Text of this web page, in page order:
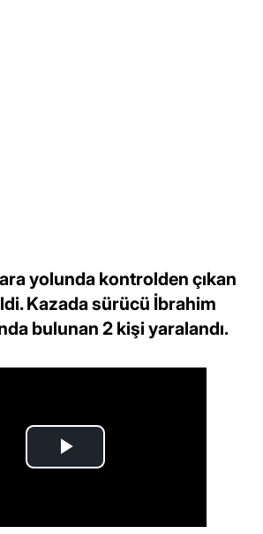
yolunda kontrolden çıkan
Kazada sürücü İbrahim
bulunan 2 kişi yaralandı.